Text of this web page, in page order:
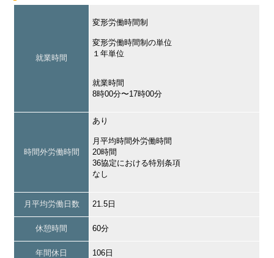
就業時間
変形労働時間制
変形労働時間制の単位
１年単位
就業時間
8時00分〜17時00分
時間外労働時間
あり
月平均時間外労働時間
20時間
36協定における特別条項
なし
月平均労働日数 21.5日
休憩時間 60分
年間休日 106日